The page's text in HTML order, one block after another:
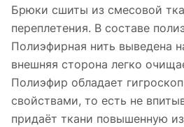
Брюки сшиты из смесовой
переплетения. В составе
Полиэфирная нить выведена
внешняя сторона легко
Полиэфир обладает
свойствами, то есть не
придаёт ткани повышенную